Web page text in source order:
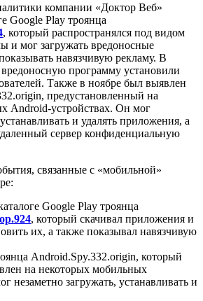
компании «Доктор Веб»
Google Play троянца
, который распространялся под видом
и мог загружать вредоносные
навязчивую рекламу. В
программу установили
Также в ноябре был выявлен
предустановленный на
Android-устройствах. Он мог
и удалять приложения, а
сервер конфиденциальную
связанные с «мобильной»
Google Play троянца
, который скачивал приложения и
их, а также показывал навязчивую
Android.Spy.332.origin, который
на некоторых мобильных
незаметно загружать, устанавливать и